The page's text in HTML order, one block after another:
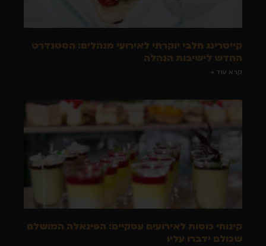
קייטרינג חלבי יוקרתי לאירועי מנהלים: הסטנדרט
החדש לישיבות הנהלה
קרא עוד »
קינוחי כוסות לאירועים עסקיים: הפינאלה המושלם
שכולם ידברו עליו